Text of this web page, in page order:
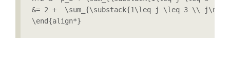
&= 2 +  \sum_{\substack{1\leq j \leq 3 \\
\end{align*}